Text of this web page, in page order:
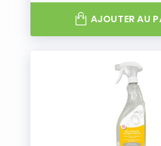
AJOUTER AU